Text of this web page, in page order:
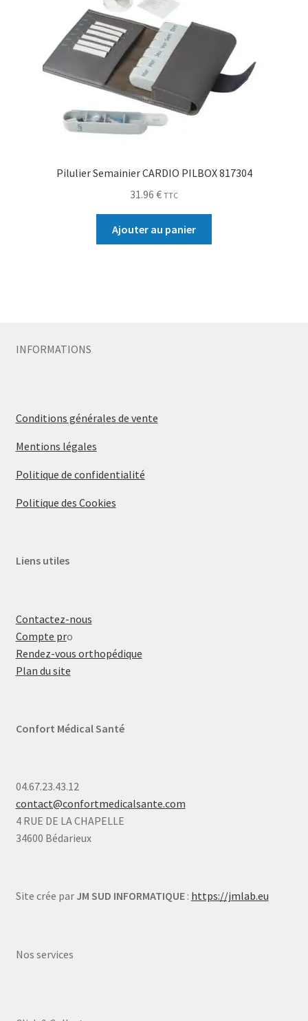
Pilulier Semainier CARDIO PILBOX 817304
31.96 € TTC
Ajouter au panier
INFORMATIONS
Conditions générales de vente
Mentions légales
Politique de confidentialité
Politique des Cookies
Liens utiles
Contactez-nous
Compte pro
Rendez-vous orthopédique
Plan du site
Confort Médical Santé
04.67.23.43.12
contact@confortmedicalsante.com
4 RUE DE LA CHAPELLE
34600 Bédarieux
Site crée par JM SUD INFORMATIQUE: https://jmlab.eu
Nos services